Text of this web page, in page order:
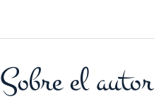
Sobre el autor